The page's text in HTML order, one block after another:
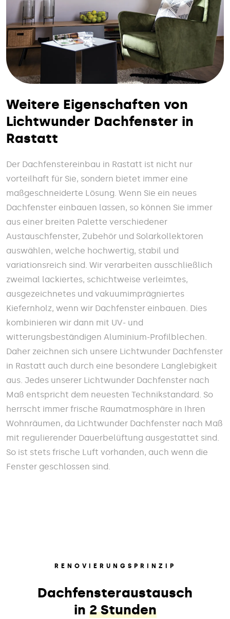
Weitere Eigenschaften von
Lichtwunder Dachfenster in
Rastatt
Der Dachfenstereinbau in Rastatt ist nicht nur
vorteilhaft für Sie, sondern bietet immer eine
maßgeschneiderte Lösung. Wenn Sie ein neues
Dachfenster einbauen lassen, so können Sie immer
aus einer breiten Palette verschiedener
Austauschfenster, Zubehör und Solarkollektoren
auswählen, welche hochwertig, stabil und
variationsreich sind. Wir verarbeiten ausschließlich
zweimal lackiertes, schichtweise verleimtes,
ausgezeichnetes und vakuumimprägniertes
Kiefernholz, wenn wir Dachfenster einbauen. Dies
kombinieren wir dann mit UV- und
witterungsbeständigen Aluminium-Profilblechen.
Daher zeichnen sich unsere Lichtwunder Dachfenster
in Rastatt auch durch eine besondere Langlebigkeit
aus. Jedes unserer Lichtwunder Dachfenster nach
Maß entspricht dem neuesten Technikstandard. So
herrscht immer frische Raumatmosphäre in Ihren
Wohnräumen, da Lichtwunder Dachfenster nach Maß
mit regulierender Dauerbelüftung ausgestattet sind.
So ist stets frische Luft vorhanden, auch wenn die
Fenster geschlossen sind.
RENOVIERUNGSPRINZIP
Dachfensteraustausch
in 2 Stunden